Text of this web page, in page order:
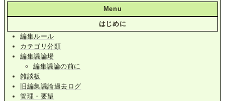
Menu
はじめに
編集ルール
カテゴリ分類
編集議論場
編集議論の前に
雑談板
旧編集議論過去ログ
管理・要望